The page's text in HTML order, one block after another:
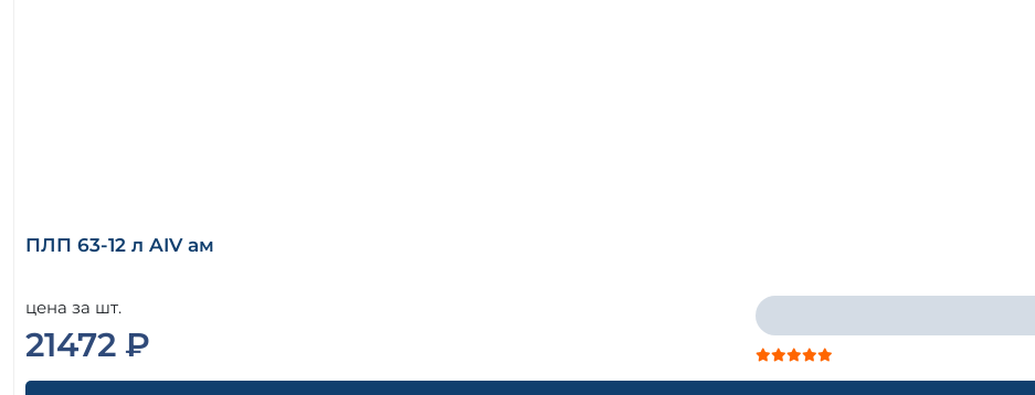
ПЛП 63-12 л AIV ам
цена за шт.
21472 ₽